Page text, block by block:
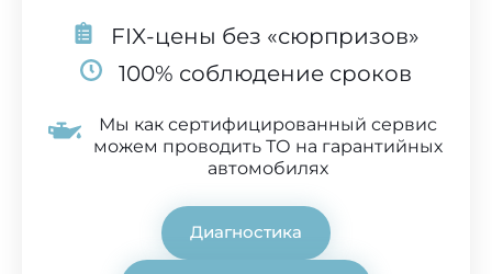
FIX-цены без «сюрпризов»
100% соблюдение сроков
Мы как сертифицированный сервис
можем проводить ТО на гарантийных
автомобилях
Диагностика